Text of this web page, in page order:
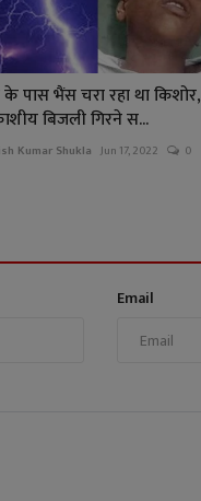
पास भैंस चरा रहा था किशोर,
बिजली गिरने स...
Kumar Shukla Jun 17, 2022 0
Email